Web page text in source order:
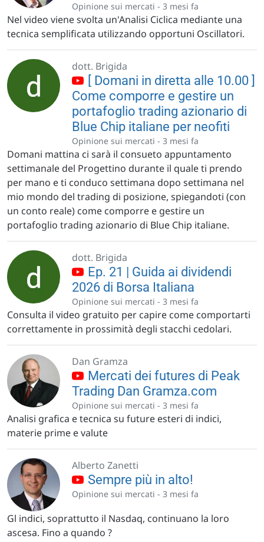
Opinione sui mercati - 3 mesi fa
Nel video viene svolta un'Analisi Ciclica mediante una
tecnica semplificata utilizzando opportuni Oscillatori.
dott. Brigida
[ Domani in diretta alle 10.00 ]
Come comporre e gestire un
portafoglio trading azionario di
Blue Chip italiane per neofiti
Opinione sui mercati - 3 mesi fa
Domani mattina ci sarà il consueto appuntamento
settimanale del Progettino durante il quale ti prendo
per mano e ti conduco settimana dopo settimana nel
mio mondo del trading di posizione, spiegandoti (con
un conto reale) come comporre e gestire un
portafoglio trading azionario di Blue Chip italiane.
dott. Brigida
Ep. 21 | Guida ai dividendi
2026 di Borsa Italiana
Opinione sui mercati - 3 mesi fa
Consulta il video gratuito per capire come comportarti
correttamente in prossimità degli stacchi cedolari.
Dan Gramza
Mercati dei futures di Peak
Trading Dan Gramza.com
Opinione sui mercati - 3 mesi fa
Analisi grafica e tecnica su future esteri di indici,
materie prime e valute
Alberto Zanetti
Sempre più in alto!
Opinione sui mercati - 3 mesi fa
Gl indici, soprattutto il Nasdaq, continuano la loro
ascesa. Fino a quando ?